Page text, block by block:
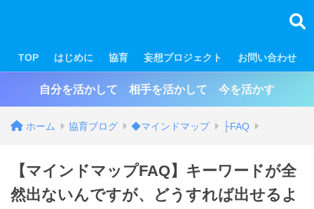
TOP はじめに 協育 妄想プロジェクト お問い合わせ
自分を活かして 相手を活かして 今を活かす
ホーム 協育ブログ ◆マインドマップ ├FAQ
【マインドマップFAQ】キーワードが全
然出ないんですが、どうすれば出せるよ